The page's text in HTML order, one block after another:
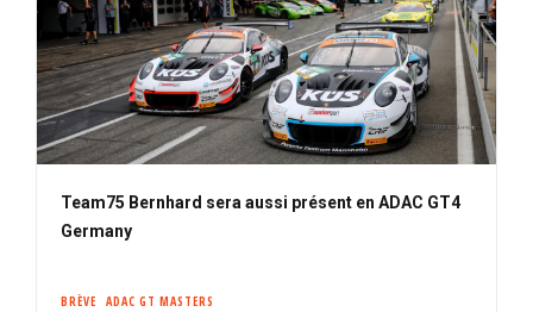
Team75 Bernhard sera aussi présent en ADAC GT4
Germany
BRÈVE ADAC GT MASTERS